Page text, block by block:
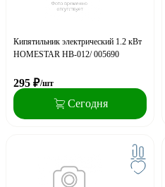
Кипятильник электрический 1.2 кВт
HOMESTAR HB-012/ 005690
295 ₽/шт
Сегодня